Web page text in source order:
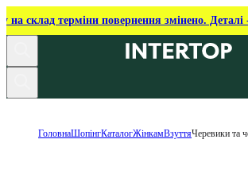
на склад терміни повернення змінено. Деталі
ГоловнаШопінгКаталогЖінкамВзуттяЧеревики та